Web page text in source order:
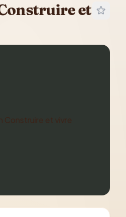
et